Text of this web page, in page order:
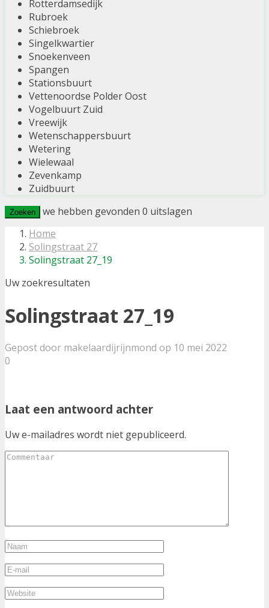
Rotterdamsedijk
Rubroek
Schiebroek
Singelkwartier
Snoekenveen
Spangen
Stationsbuurt
Vettenoordse Polder Oost
Vogelbuurt Zuid
Vreewijk
Wetenschappersbuurt
Wetering
Wielewaal
Zevenkamp
Zuidbuurt
Zoeken we hebben gevonden 0 uitslagen
Home
Solingstraat 27
Solingstraat 27_19
Uw zoekresultaten
Solingstraat 27_19
Gepost door makelaardijrijnmond op 10 mei 2022
0
Laat een antwoord achter
Uw e-mailadres wordt niet gepubliceerd.